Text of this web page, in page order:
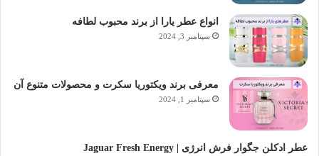
انواع عطر یارا از برند محبوب لطافه
سپتامبر 3, 2024
معرفی برند ویکتوریا سکرت و محصولات متنوع آن
سپتامبر 1, 2024
عطر ادکلن جگوار فرش انرژی | Jaguar Fresh Energy